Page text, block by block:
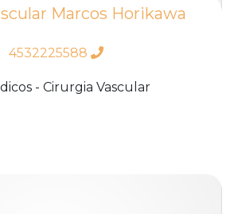
Marcos Horikawa
4532225588
- Cirurgia Vascular